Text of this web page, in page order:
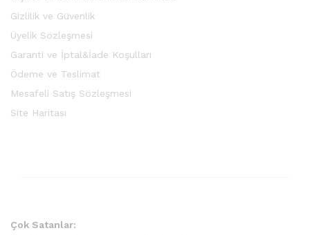
Gizlilik ve Güvenlik
Üyelik Sözleşmesi
Garanti ve İptal&İade Koşulları
Ödeme ve Teslimat
Mesafeli Satış Sözleşmesi
Site Haritası
Çok Satanlar: